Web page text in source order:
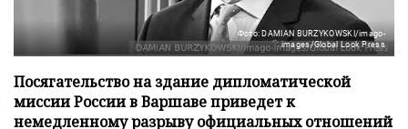
Фото: DAMIAN BURZYKOWSKI/imago-
images/Global Look Press
Посягательство на здание дипломатической
миссии России в Варшаве приведет к
немедленному разрыву официальных отношений